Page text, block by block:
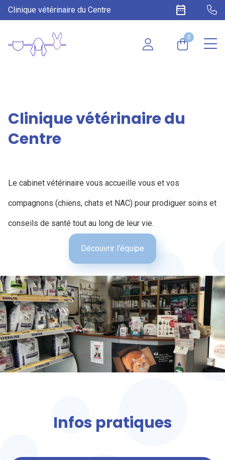
Clinique vétérinaire du Centre date_range
0
Clinique vétérinaire du
Centre
Le cabinet vétérinaire vous accueille vous et vos
compagnons (chiens, chats et NAC) pour prodiguer soins et
conseils de santé tout au long de leur vie.
Découvrir l'équipe
Infos pratiques